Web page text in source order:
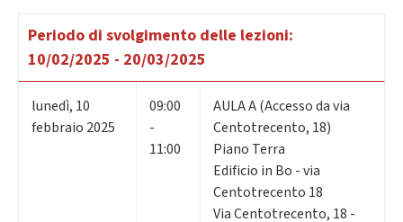
Periodo di svolgimento delle lezioni:
10/02/2025 - 20/03/2025
lunedì, 10
febbraio 2025
09:00
-
11:00
AULA A (Accesso da via
Centotrecento, 18)
Piano Terra
Edificio in Bo - via
Centotrecento 18
Via Centotrecento, 18 -